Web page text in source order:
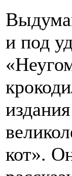
и под
кот».